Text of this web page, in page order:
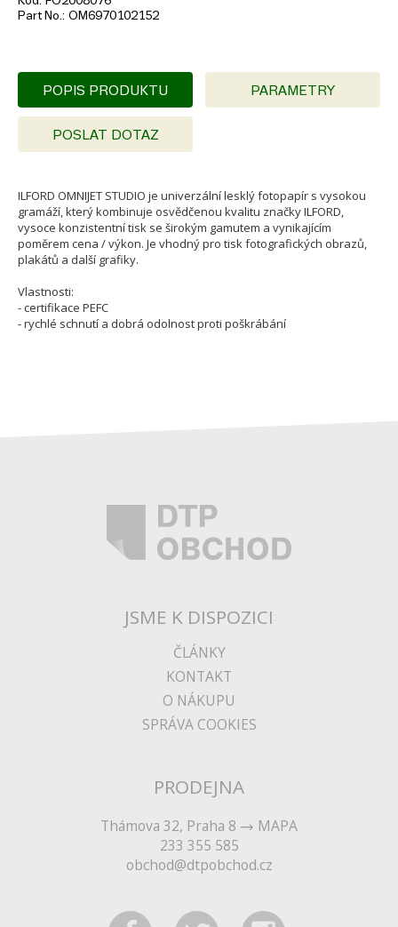
Part No. OM6970102152
POPIS PRODUKTU PARAMETRY
POSLAT DOTAZ
ILFORD OMNIJET STUDIO je univerzální lesklý fotopapír s vysokou
gramáží, který kombinuje osvědčenou kvalitu značky ILFORD,
vysoce konzistentní tisk se širokým gamutem a vynikajícím
poměrem cena / výkon. Je vhodný pro tisk fotografických obrazů,
plakátů a další grafiky.
Vlastnosti:
- certifikace PEFC
- rychlé schnutí a dobrá odolnost proti poškrábání
JSME K DISPOZICI
ČLÁNKY
KONTAKT
O NÁKUPU
SPRÁVA COOKIES
PRODEJNA
Thámova 32, Praha 8
MAPA
233 355 585
obchod@dtpobchod.cz